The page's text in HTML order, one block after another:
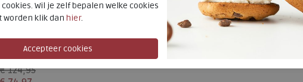
Gabor
52.471-86 ocean
€ 124,95
Wil je zelf bepalen welke cookies
worden klik dan hier.